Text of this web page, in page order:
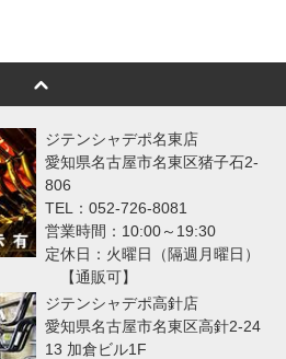
ジテンシャデポ名東店
愛知県名古屋市名東区猪子石2-
806
TEL：052-726-8081
営業時間：10:00～19:30
定休日：火曜日（隔週月曜日）
【通販可】
ジテンシャデポ高針店
愛知県名古屋市名東区高針2-24
13 加倉ビル1F